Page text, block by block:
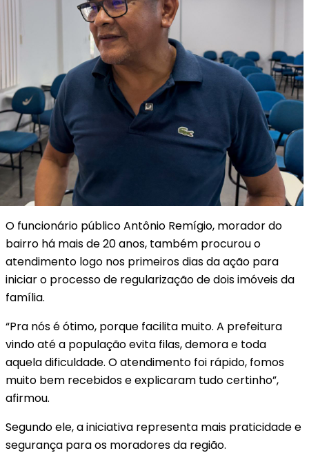
O funcionário público Antônio Remígio, morador do
bairro há mais de 20 anos, também procurou o
atendimento logo nos primeiros dias da ação para
iniciar o processo de regularização de dois imóveis da
família.
“Pra nós é ótimo, porque facilita muito. A prefeitura
vindo até a população evita filas, demora e toda
aquela dificuldade. O atendimento foi rápido, fomos
muito bem recebidos e explicaram tudo certinho”,
afirmou.
Segundo ele, a iniciativa representa mais praticidade e
segurança para os moradores da região.